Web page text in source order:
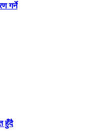
गर्ने
हुँदै